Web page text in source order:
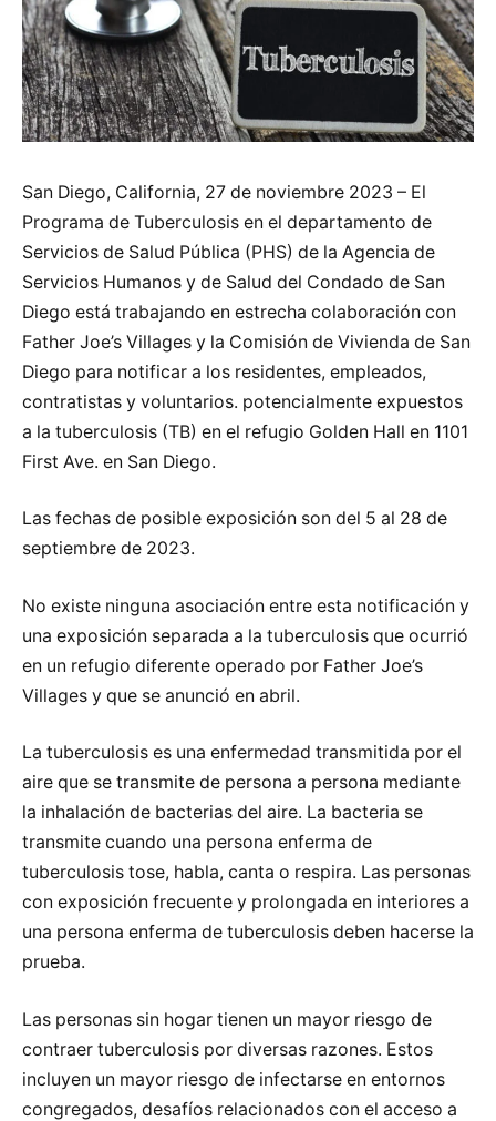
San Diego, California, 27 de noviembre 2023 – El
Programa de Tuberculosis en el departamento de
Servicios de Salud Pública (PHS) de la Agencia de
Servicios Humanos y de Salud del Condado de San
Diego está trabajando en estrecha colaboración con
Father Joe’s Villages y la Comisión de Vivienda de San
Diego para notificar a los residentes, empleados,
contratistas y voluntarios. potencialmente expuestos
a la tuberculosis (TB) en el refugio Golden Hall en 1101
First Ave. en San Diego.
Las fechas de posible exposición son del 5 al 28 de
septiembre de 2023.
No existe ninguna asociación entre esta notificación y
una exposición separada a la tuberculosis que ocurrió
en un refugio diferente operado por Father Joe’s
Villages y que se anunció en abril.
La tuberculosis es una enfermedad transmitida por el
aire que se transmite de persona a persona mediante
la inhalación de bacterias del aire. La bacteria se
transmite cuando una persona enferma de
tuberculosis tose, habla, canta o respira. Las personas
con exposición frecuente y prolongada en interiores a
una persona enferma de tuberculosis deben hacerse la
prueba.
Las personas sin hogar tienen un mayor riesgo de
contraer tuberculosis por diversas razones. Estos
incluyen un mayor riesgo de infectarse en entornos
congregados, desafíos relacionados con el acceso a